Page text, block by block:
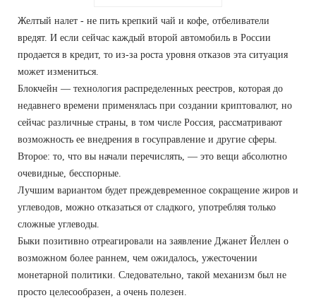
Желтый налет - не пить крепкий чай и кофе, отбеливатели
вредят. И если сейчас каждый второй автомобиль в России
продается в кредит, то из-за роста уровня отказов эта ситуация
может измениться.
Блокчейн — технология распределенных реестров, которая до
недавнего времени применялась при создании криптовалют, но
сейчас различные страны, в том числе Россия, рассматривают
возможность ее внедрения в госуправление и другие сферы.
Второе: то, что вы начали перечислять, — это вещи абсолютно
очевидные, бесспорные.
Лучшим вариантом будет преждевременное сокращение жиров и
углеводов, можно отказаться от сладкого, употребляя только
сложные углеводы.
Быки позитивно отреагировали на заявление Джанет Йеллен о
возможном более раннем, чем ожидалось, ужесточении
монетарной политики. Следовательно, такой механизм был не
просто целесообразен, а очень полезен.